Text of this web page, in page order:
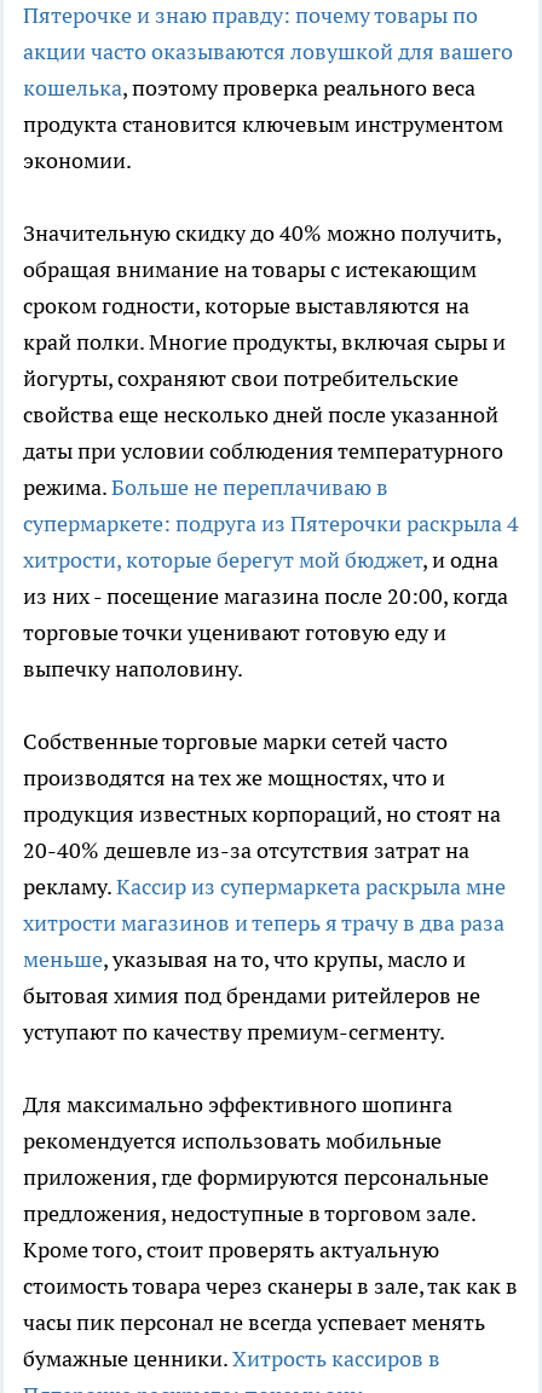
Пятерочке и знаю правду: почему товары по
акции часто оказываются ловушкой для вашего
кошелька, поэтому проверка реального веса
продукта становится ключевым инструментом
экономии.
Значительную скидку до 40% можно получить,
обращая внимание на товары с истекающим
сроком годности, которые выставляются на
край полки. Многие продукты, включая сыры и
йогурты, сохраняют свои потребительские
свойства еще несколько дней после указанной
даты при условии соблюдения температурного
режима.Больше не переплачиваю в
супермаркете: подруга из Пятерочки раскрыла 4
хитрости, которые берегут мой бюджет, и одна
из них - посещение магазина после 20:00, когда
торговые точки уценивают готовую еду и
выпечку наполовину.
Собственные торговые марки сетей часто
производятся на тех же мощностях, что и
продукция известных корпораций, но стоят на
20-40% дешевле из-за отсутствия затрат на
рекламу.Кассир из супермаркета раскрыла мне
хитрости магазинов и теперь я трачу в два раза
меньше, указывая на то, что крупы, масло и
бытовая химия под брендами ритейлеров не
уступают по качеству премиум-сегменту.
Для максимально эффективного шопинга
рекомендуется использовать мобильные
приложения, где формируются персональные
предложения, недоступные в торговом зале.
Кроме того, стоит проверять актуальную
стоимость товара через сканеры в зале, так как в
часы пик персонал не всегда успевает менять
бумажные ценники.Хитрость кассиров в